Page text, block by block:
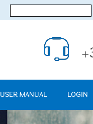
USER MANUAL LOGIN